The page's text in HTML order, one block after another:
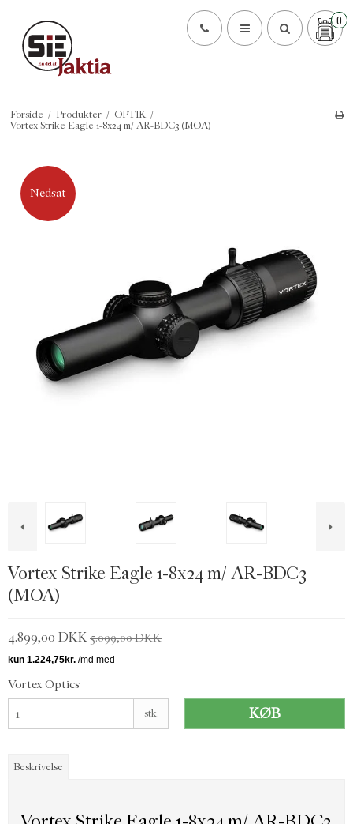
0
Forside / Produkter / OPTIK /
Vortex Strike Eagle 1-8x24 m/ AR-BDC3 (MOA)
Nedsat
Vortex Strike Eagle 1-8x24 m/ AR-BDC3
(MOA)
4.899,00 DKK5.099,00 DKK
Vortex Optics
stk. KØB
Beskrivelse